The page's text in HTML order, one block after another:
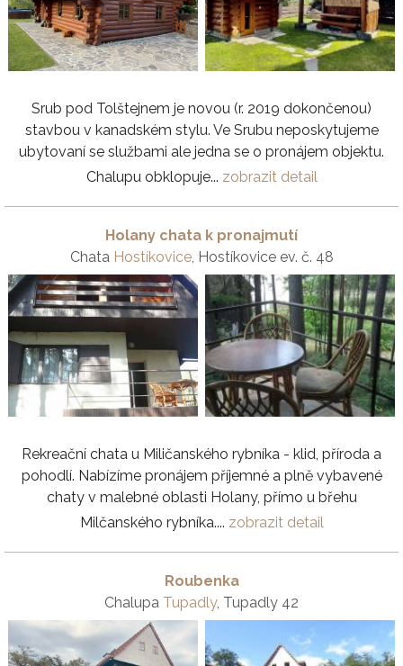
Srub pod Tolštejnem je novou (r. 2019 dokončenou)
stavbou v kanadském stylu. Ve Srubu neposkytujeme
ubytovaní se službami ale jedna se o pronájem objektu.
Chalupu obklopuje... zobrazit detail
Holany chata k pronajmutí
Chata Hostíkovice, Hostíkovice ev. č. 48
Rekreační chata u Miličanského rybníka - klid, příroda a
pohodlí. Nabízíme pronájem příjemné a plně vybavené
chaty v malebné oblasti Holany, přímo u břehu
Milčanského rybníka.... zobrazit detail
Roubenka
Chalupa Tupadly, Tupadly 42